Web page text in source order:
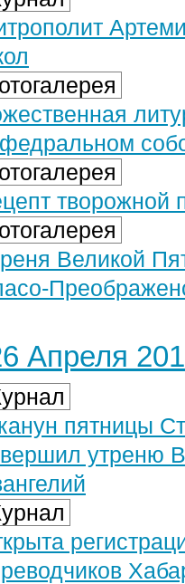
творожной
Великой
Апреля
пятницы
утреню